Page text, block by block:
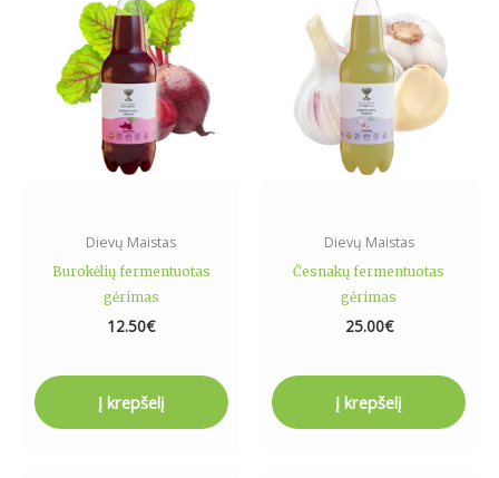
Dievų Maistas
Burokėlių fermentuotas
gėrimas
12.50€
Į krepšelį
Dievų Maistas
Česnakų fermentuotas
gėrimas
25.00€
Į krepšelį